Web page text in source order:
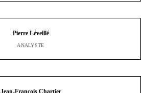
Pierre Léveillé
ANALYSTE